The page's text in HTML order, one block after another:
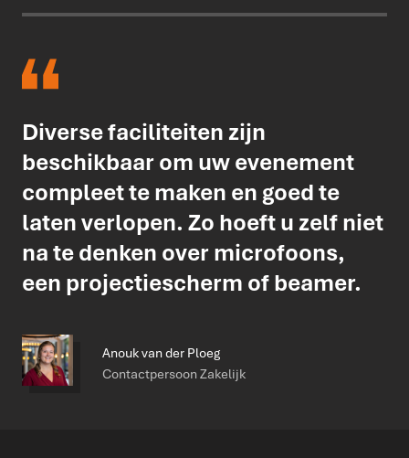
Diverse faciliteiten zijn
beschikbaar om uw evenement
compleet te maken en goed te
laten verlopen. Zo hoeft u zelf niet
na te denken over microfoons,
een projectiescherm of beamer.
Anouk van der Ploeg
Contactpersoon Zakelijk